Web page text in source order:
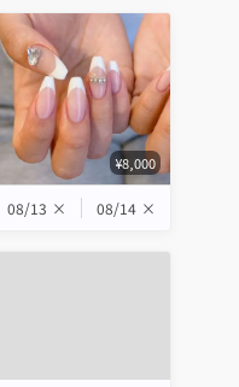
¥8,000
08/13 × 08/14 ×